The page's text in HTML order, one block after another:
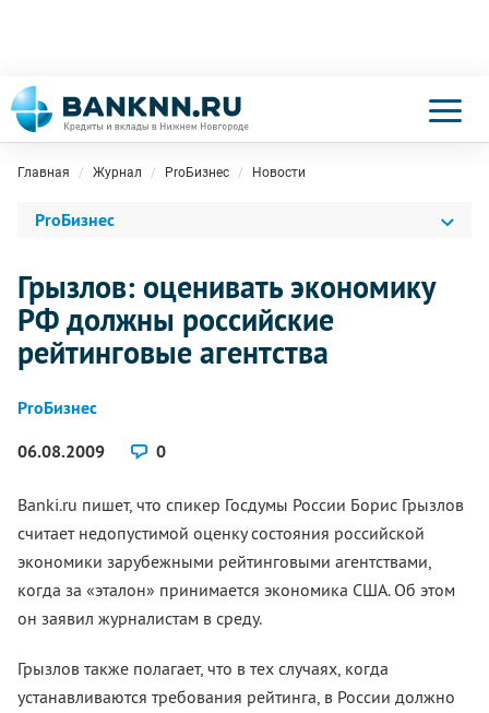
Главная Журнал ProБизнес Новости
ProБизнес
Грызлов: оценивать экономику
РФ должны российские
рейтинговые агентства
ProБизнес
06.08.2009
0
Banki.ru пишет, что спикер Госдумы России Борис Грызлов
считает недопустимой оценку состояния российской
экономики зарубежными рейтинговыми агентствами,
когда за «эталон» принимается экономика США. Об этом
он заявил журналистам в среду.
Грызлов также полагает, что в тех случаях, когда
устанавливаются требования рейтинга, в России должно